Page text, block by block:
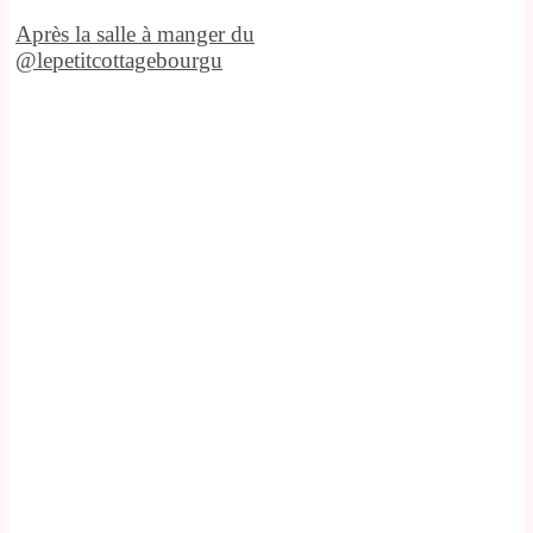
Après la salle à manger du
@lepetitcottagebourgu